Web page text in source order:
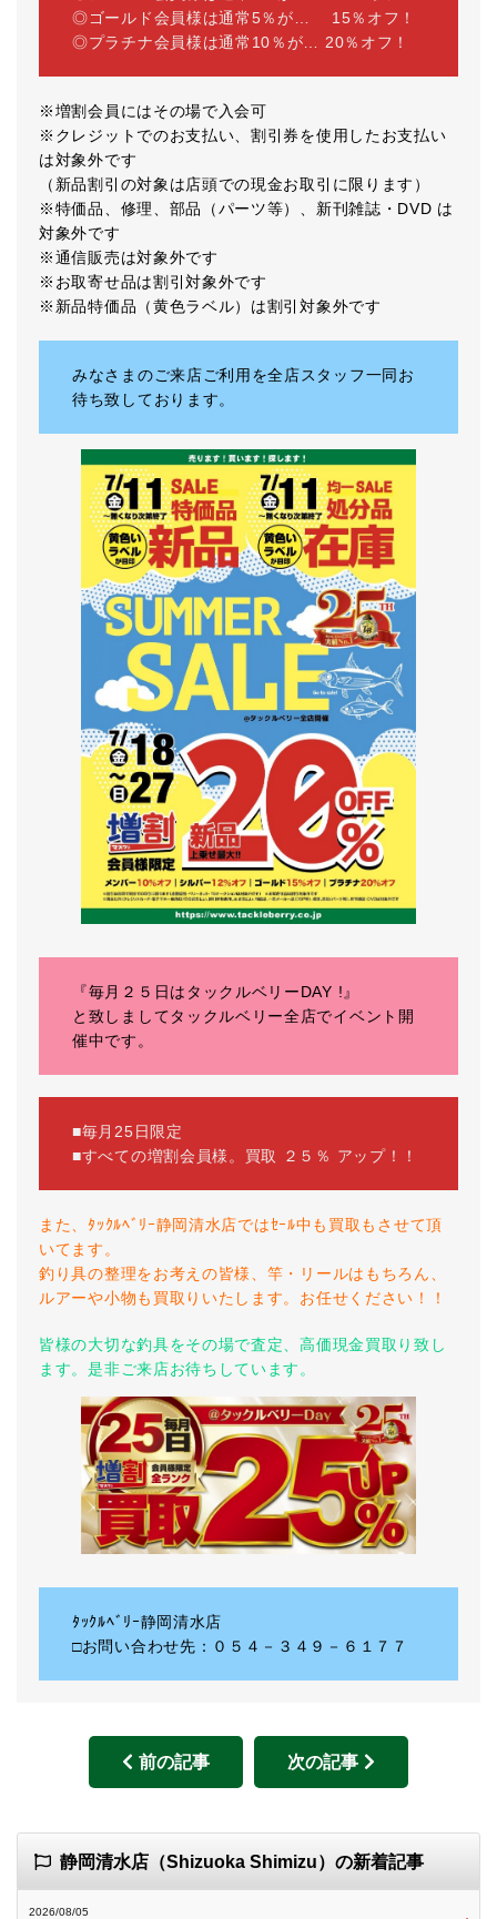
◎ゴールド会員様は通常5％が… 15％オフ！
◎プラチナ会員様は通常10％が… 20％オフ！
※増割会員にはその場で入会可
※クレジットでのお支払い、割引券を使用したお支払い
は対象外です
（新品割引の対象は店頭での現金お取引に限ります）
※特価品、修理、部品（パーツ等）、新刊雑誌・DVD は
対象外です
※通信販売は対象外です
※お取寄せ品は割引対象外です
※新品特価品（黄色ラベル）は割引対象外です
みなさまのご来店ご利用を全店スタッフ一同お
待ち致しております。
『毎月２５日はタックルベリーDAY !』
と致しましてタックルベリー全店でイベント開
催中です。
■毎月25日限定
■すべての増割会員様。買取 ２５％ アップ！！
また、ﾀｯｸﾙﾍﾞﾘｰ静岡清水店ではｾｰﾙ中も買取もさせて頂
いてます。
釣り具の整理をお考えの皆様、竿・リールはもちろん、
ルアーや小物も買取りいたします。お任せください！！
皆様の大切な釣具をその場で査定、高価現金買取り致し
ます。是非ご来店お待ちしています。
ﾀｯｸﾙﾍﾞﾘｰ静岡清水店
□お問い合わせ先：０５４－３４９－６１７７
前の記事 次の記事
静岡清水店（Shizuoka Shimizu）の新着記事
2026/08/05